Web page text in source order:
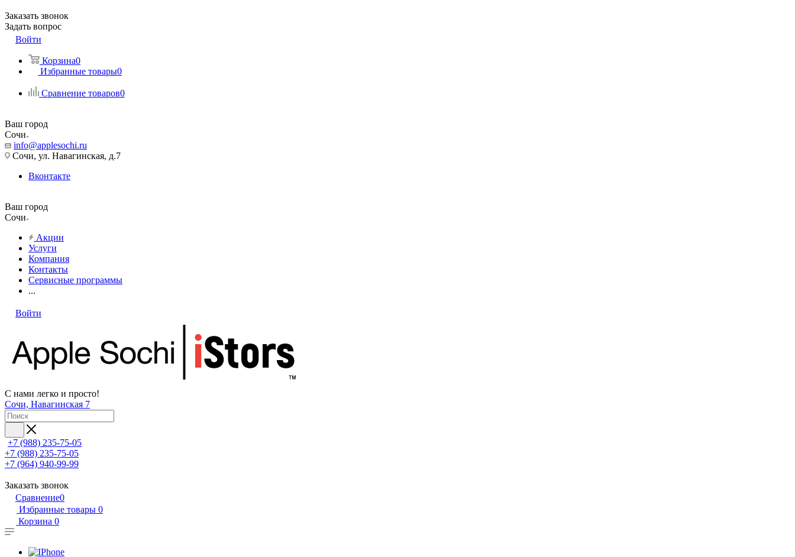
Заказать звонок
Задать вопрос
Войти
Корзина0
Избранные товары0
Сравнение товаров0
Ваш город
Сочи
info@applesochi.ru
Сочи, ул. Навагинская, д.7
Вконтакте
Ваш город
Сочи
Акции
Услуги
Компания
Контакты
Сервисные программы
...
Войти
С нами легко и просто!
Сочи, Навагинская 7
+7 (988) 235-75-05
+7 (988) 235-75-05
+7 (964) 940-99-99
Заказать звонок
Сравнение0
Избранные товары 0
Корзина 0